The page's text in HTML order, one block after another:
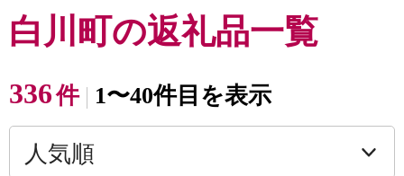
白川町の返礼品一覧
336件 1〜40件目を表示